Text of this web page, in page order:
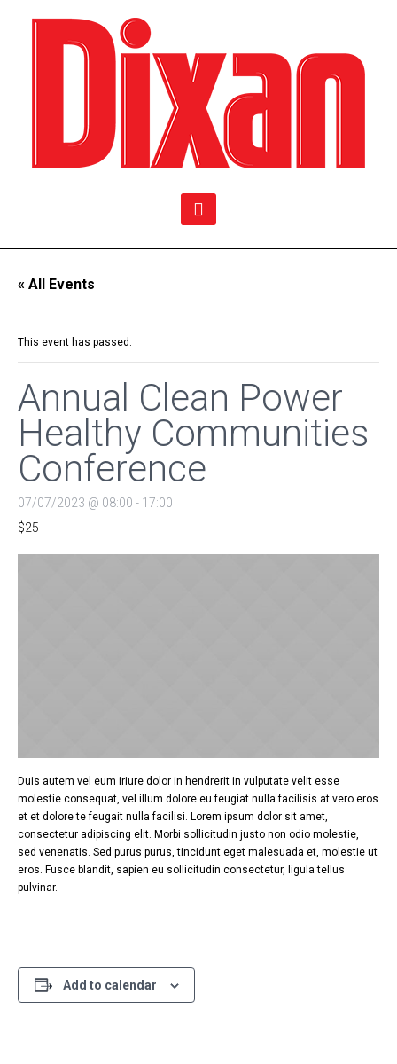
« All Events
This event has passed.
Annual Clean Power
Healthy Communities
Conference
07/07/2023 @ 08:00 - 17:00
$25
Duis autem vel eum iriure dolor in hendrerit in vulputate velit esse
molestie consequat, vel illum dolore eu feugiat nulla facilisis at vero eros
et et dolore te feugait nulla facilisi. Lorem ipsum dolor sit amet,
consectetur adipiscing elit. Morbi sollicitudin justo non odio molestie,
sed venenatis. Sed purus purus, tincidunt eget malesuada et, molestie ut
eros. Fusce blandit, sapien eu sollicitudin consectetur, ligula tellus
pulvinar.
Add to calendar